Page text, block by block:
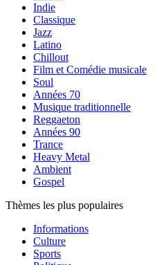
Indie
Classique
Jazz
Latino
Chillout
Film et Comédie musicale
Soul
Années 70
Musique traditionnelle
Reggaeton
Années 90
Trance
Heavy Metal
Ambient
Gospel
Thèmes les plus populaires
Informations
Culture
Sports